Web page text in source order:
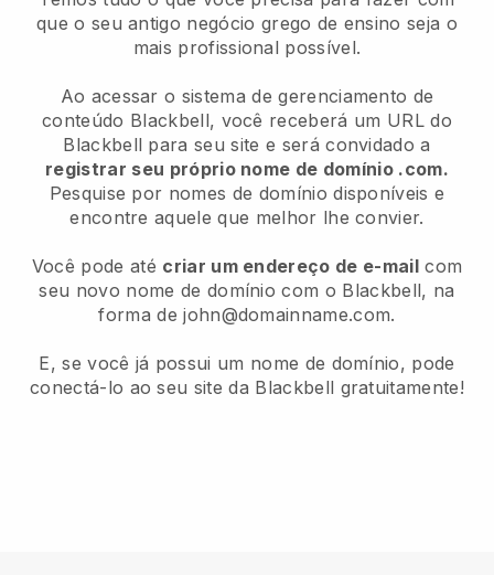
que o seu antigo negócio grego de ensino seja o
mais profissional possível.
Ao acessar o sistema de gerenciamento de
conteúdo Blackbell, você receberá um URL do
Blackbell para seu site e será convidado a
registrar seu próprio nome de domínio .com.
Pesquise por nomes de domínio disponíveis e
encontre aquele que melhor lhe convier.
Você pode até criar um endereço de e-mailcom
seu novo nome de domínio com o Blackbell, na
forma de john@domainname.com.
E, se você já possui um nome de domínio, pode
conectá-lo ao seu site da Blackbell gratuitamente!